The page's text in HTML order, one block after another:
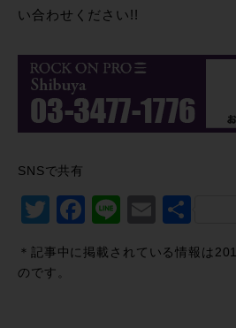
い合わせください!!
SNSで共有
Twitter
Facebook
LineEmail
＊記事中に掲載されている情報は
のです。